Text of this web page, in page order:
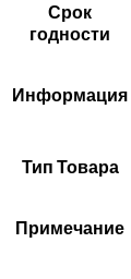
Срок
годности
Информация
Тип Товара
Примечание